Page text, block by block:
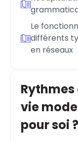
Le
différents
en réseaux
vie
pour soi ?